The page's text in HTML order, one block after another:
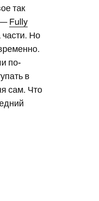
так
— Fully
части. Но
по-
в
сам. Что